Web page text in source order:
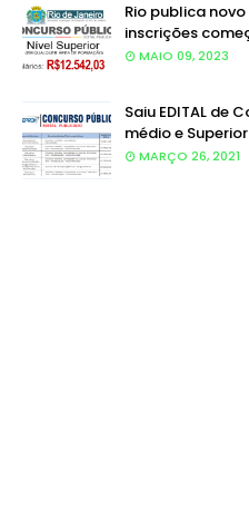
Rio publica
inscrições
MAIO 09, 2023
Saiu EDITAL de
médio e
MARÇO 26, 2021